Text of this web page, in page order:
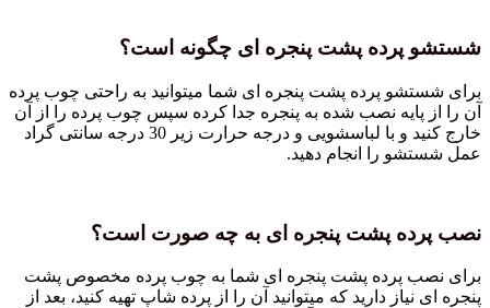
شستشو پرده پشت پنجره ای چگونه است؟
برای شستشو پرده پشت پنجره ای شما میتوانید به راحتی چوب پرده
آن را از پایه نصب شده به پنجره جدا کرده سپس چوب پرده را از آن
خارج کنید و با لباسشویی و درجه حرارت زیر 30 درجه سانتی گراد
عمل شستشو را انجام دهید.
نصب پرده پشت پنجره ای به چه صورت است؟
برای نصب پرده پشت پنجره ای شما به چوب پرده مخصوص پشت
پنجره ای نیاز دارید که میتوانید آن را از پرده شاپ تهیه کنید، بعد از